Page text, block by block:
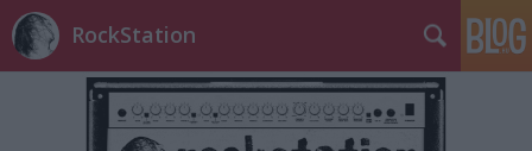
RockStation